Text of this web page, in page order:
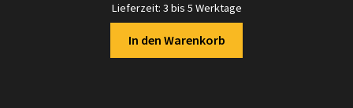
Lieferzeit: 3 bis 5 Werktage
In den Warenkorb